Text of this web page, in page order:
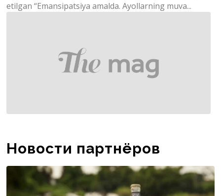
etilgan “Emansipatsiya amalda. Ayollarning muva...
Новости партнёров